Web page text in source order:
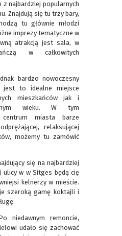
z najbardziej popularnych
Znajdują się tu trzy bary,
tu głównie młodzi
imprezy tematyczne w
atrakcją jest sala, w
w całkowitych
bardzo nowoczesny
jest to idealne miejsce
mieszkańców jak i
wieku. W tym
miasta barze
relaksującej
możemy tu zamówić
się na najbardziej
ulicy w w Sitges będą cię
kelnerzy w mieście.
szeroką gamę koktajli i
niedawnym remoncie,
udało się zachować